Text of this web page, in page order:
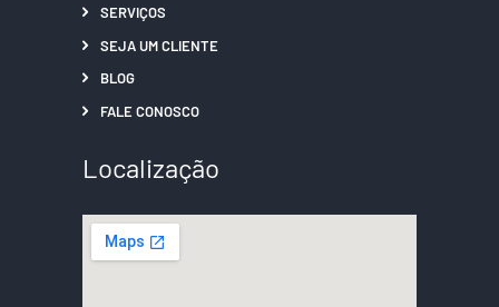
SERVIÇOS
SEJA UM CLIENTE
BLOG
FALE CONOSCO
Localização